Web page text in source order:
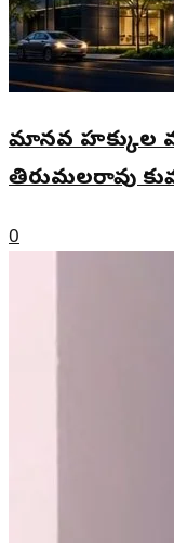
మానవ హక్కుల
తిరుమలరావు
0